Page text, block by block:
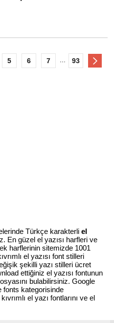
5 6 7 93
Türkçe karakterli el
En güzel el yazısı harfleri ve
harflerinin sitemizde 1001
el yazısı font stilleri
şekilli yazı stilleri ücret
ettiğiniz el yazısı fontunun
bulabilirsiniz. Google
fonts kategorisinde
el yazı fontlarını ve el